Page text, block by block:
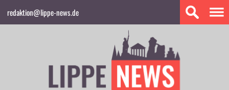
redaktion@lippe-news.de